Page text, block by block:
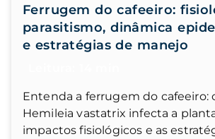
Ferrugem do cafeeiro:
parasitismo, dinâmica
e estratégias de manejo
Entenda a ferrugem do cafeeiro:
Hemileia vastatrix infecta a
impactos fisiológicos e as